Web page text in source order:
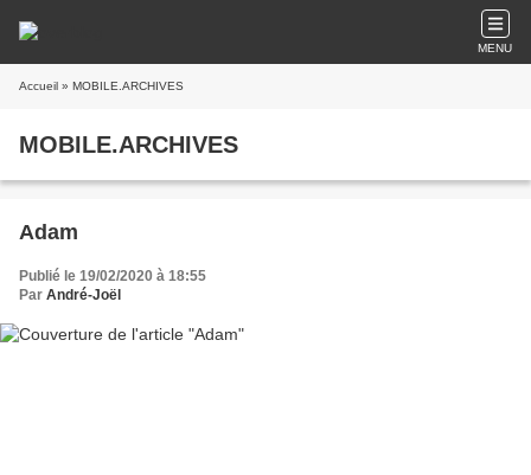
MENU
Accueil » MOBILE.ARCHIVES
MOBILE.ARCHIVES
Adam
Publié le 19/02/2020 à 18:55
Par André-Joël